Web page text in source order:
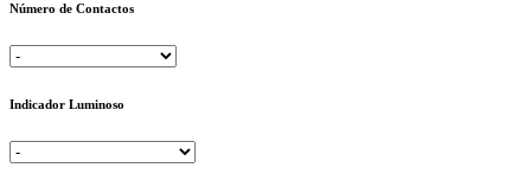
Número de Contactos
Indicador Luminoso